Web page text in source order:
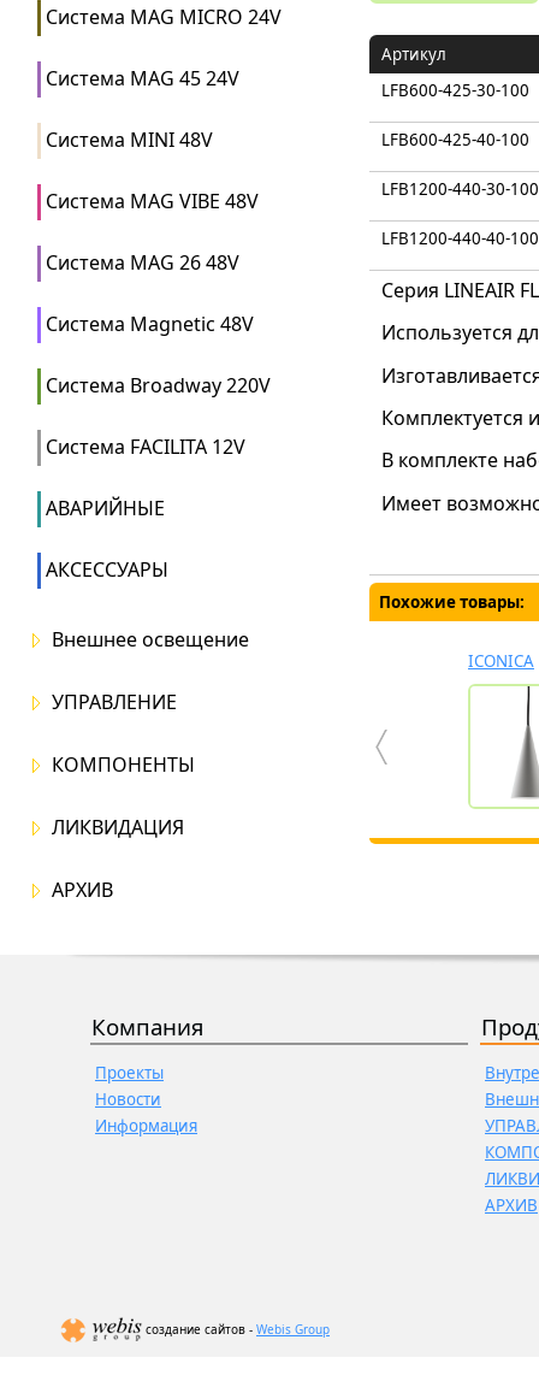
Система MAG MICRO 24V
Система MAG 45 24V
Система MINI 48V
Система MAG VIBE 48V
Система MAG 26 48V
Система Magnetic 48V
Система Broadway 220V
Система FACILITA 12V
АВАРИЙНЫЕ
АКСЕССУАРЫ
Внешнее освещение
УПРАВЛЕНИЕ
КОМПОНЕНТЫ
ЛИКВИДАЦИЯ
АРХИВ
Артикул
LFB600-425-30-100
LFB600-425-40-100
LFB1200-440-30-100
LFB1200-440-40-100
Серия LINEAIR
Используется
Комплектуется
В комплекте
Имеет
Похожие товары:
ICONICA
Компания
Проекты
Новости
Информация
АРХИВ
создание сайтов - Webis Group